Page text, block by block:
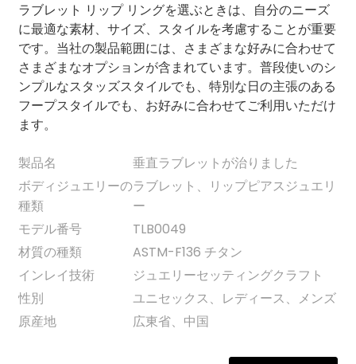
ラブレット リップ リングを選ぶときは、自分のニーズ
に最適な素材、サイズ、スタイルを考慮することが重要
です。当社の製品範囲には、さまざまな好みに合わせて
さまざまなオプションが含まれています。普段使いのシ
ンプルなスタッズスタイルでも、特別な日の主張のある
フープスタイルでも、お好みに合わせてご利用いただけ
ます。
製品名
垂直ラブレットが治りました
ボディジュエリーの
種類
ラブレット、リップピアスジュエリ
ー
モデル番号
TLB0049
材質の種類
ASTM-F136 チタン
インレイ技術
ジュエリーセッティングクラフト
性別
ユニセックス、レディース、メンズ
原産地
広東省、中国